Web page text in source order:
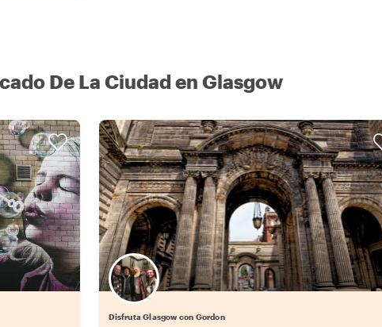
De La Ciudad en Glasgow
Disfruta Glasgow con Gordon